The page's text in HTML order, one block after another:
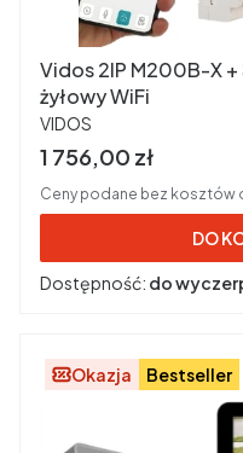
Vidos 2IP M200B-X
żyłowy WiFi
PRODUCENT
VIDOS
Cena brutto
1 756,00 zł
Ceny podane bez kosztów
DO
Dostępność: do
Okazja Bestseller